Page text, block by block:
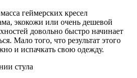
геймерских кресел
экокожи или очень дешевой
довольно быстро начинает
Мало того, что результат этого
и испачкать свою одежду.